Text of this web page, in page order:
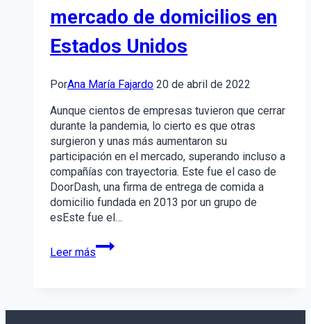
mercado de domicilios en
Estados Unidos
PorAna María Fajardo 20 de abril de 2022
Aunque cientos de empresas tuvieron que cerrar
durante la pandemia, lo cierto es que otras
surgieron y unas más aumentaron su
participación en el mercado, superando incluso a
compañías con trayectoria. Este fue el caso de
DoorDash, una firma de entrega de comida a
domicilio fundada en 2013 por un grupo de
esEste fue el…
Leer más
DoorDash
aumentó